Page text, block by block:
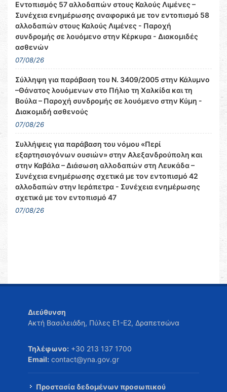
Εντοπισμός 57 αλλοδαπών στους Καλούς Λιμένες –
Συνέχεια ενημέρωσης αναφορικά με τον εντοπισμό 58
αλλοδαπών στους Καλούς Λιμένες - Παροχή
συνδρομής σε λουόμενο στην Κέρκυρα - Διακομιδές
ασθενών
07/08/26
Σύλληψη για παράβαση του Ν. 3409/2005 στην Κάλυμνο
–Θάνατος λουόμενων στο Πήλιο τη Χαλκίδα και τη
Βούλα – Παροχή συνδρομής σε λουόμενο στην Κύμη -
Διακομιδή ασθενούς
07/08/26
Συλλήψεις για παράβαση του νόμου «Περί
εξαρτησιογόνων ουσιών» στην Αλεξανδρούπολη και
στην Καβάλα – Διάσωση αλλοδαπών στη Λευκάδα –
Συνέχεια ενημέρωσης σχετικά με τον εντοπισμό 42
αλλοδαπών στην Ιεράπετρα - Συνέχεια ενημέρωσης
σχετικά με τον εντοπισμό 47
07/08/26
Διεύθυνση
Ακτή Βασιλειάδη, Πύλες Ε1-Ε2, Δραπετσώνα
Τηλέφωνο: +30 213 137 1700
Email: contact@yna.gov.gr
Προστασία δεδομένων προσωπικού